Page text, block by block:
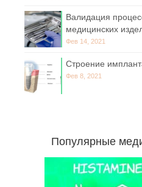
Валидация
медицинских
Фев 14, 2021
Строение
Фев 8, 2021
Популярные